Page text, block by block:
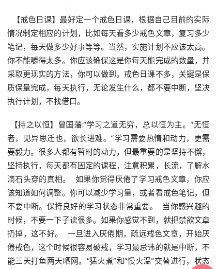
情况制定相应的计划，比如每天看多少戒色文章，复习多少
笔记，每天做多少好事等等。当然，实施计划不应该太高。
你不能嚼得太多。你应该确保这是你每天能完成的数量，并
采取更现实的方法，你可以做到。戒色日课不多，关键是保
质保量完成，每天执行，无论发生什么，都不要中断，坚决
执行计划，不找借口。
者，见异思迁也，欲长进难。“学习需要热情和动力，更需
要毅力。很多人都有暂时的动力，但最重要的是坚持不懈，
坚持执行，每天都有固定的课程，注意积累，长流，了解水
滴石头穿的真相。  如果你觉得厌倦了学习戒色文章，你应
该知道如何调整。你可以减少学习量，或者看戒色笔记，但
不要中断。保持良好的学习状态非常重要。  当你感兴趣的
时候，不要一下子读很多。如果你感觉不到，就把禁欲文章
扔掉，这不好。  一旦进入厌倦期，疏远戒色文章，开始厌
倦戒色，这个时候很容易破戒，学习最忌讳的就是中断，不
能三天打鱼两天晒网。“猛火煮”和“慢火温”交替进行，状态